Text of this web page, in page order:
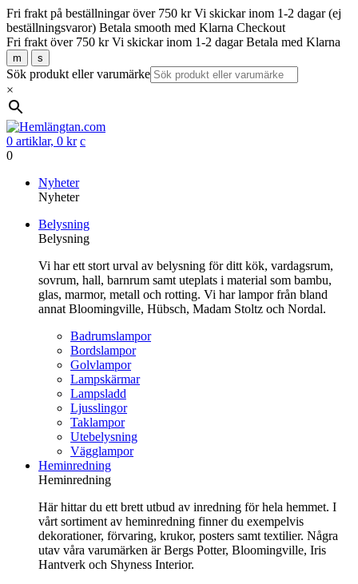
Fri frakt på beställningar över 750 kr Vi skickar inom 1-2 dagar (ej
beställningsvaror) Betala smooth med Klarna Checkout
Fri frakt över 750 kr Vi skickar inom 1-2 dagar Betala med Klarna
m s
Sök produkt eller varumärke
×
0 artiklar, 0 kr c
0
innehåll
Nyheter
Nyheter
Belysning
Belysning
Vi har ett stort urval av belysning för ditt kök, vardagsrum,
sovrum, hall, barnrum samt uteplats i material som bambu,
glas, marmor, metall och rotting. Vi har lampor från bland
annat Bloomingville, Hübsch, Madam Stoltz och Nordal.
Badrumslampor
Bordslampor
Golvlampor
Lampskärmar
Lampsladd
Ljusslingor
Taklampor
Utebelysning
Vägglampor
Heminredning
Heminredning
Här hittar du ett brett utbud av inredning för hela hemmet. I
vårt sortiment av heminredning finner du exempelvis
dekorationer, förvaring, krukor, posters samt textilier. Några
utav våra varumärken är Bergs Potter, Bloomingville, Iris
Hantverk och Shyness Interior.